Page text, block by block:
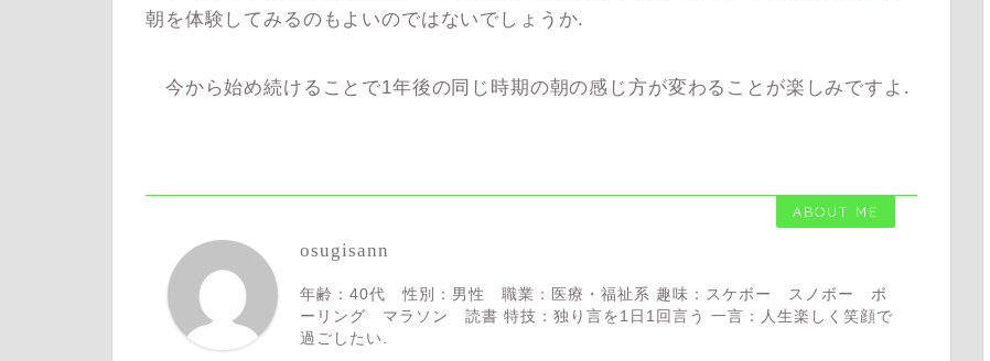
朝を体験してみるのもよいのではないでしょうか.
今から始め続けることで1年後の同じ時期の朝の感じ方が変わることが楽しみですよ.
ABOUT ME
osugisann
年齢：40代 性別：男性 職業：医療・福祉系 趣味：スケボー スノボー ボ
ーリング マラソン 読書 特技：独り言を1日1回言う 一言：人生楽しく笑顔で
過ごしたい.